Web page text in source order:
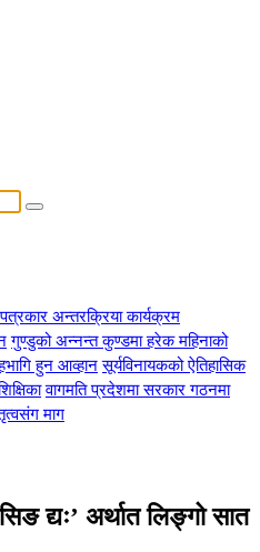
अन्तरक्रिया कार्यक्रम
गुण्डुको अन्नन्त कुण्डमा हरेक महिनाको
हुन आव्हान सूर्यविनायकको ऐतिहासिक
वागमति प्रदेशमा सरकार गठनमा
माग
द्यः’ अर्थात लिङ्गो सात